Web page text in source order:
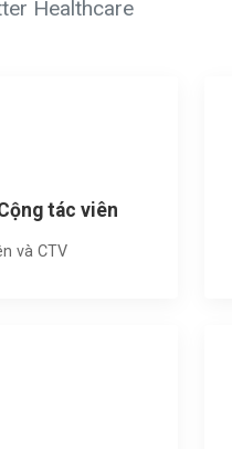
Healthcare
tác viên
và CTV